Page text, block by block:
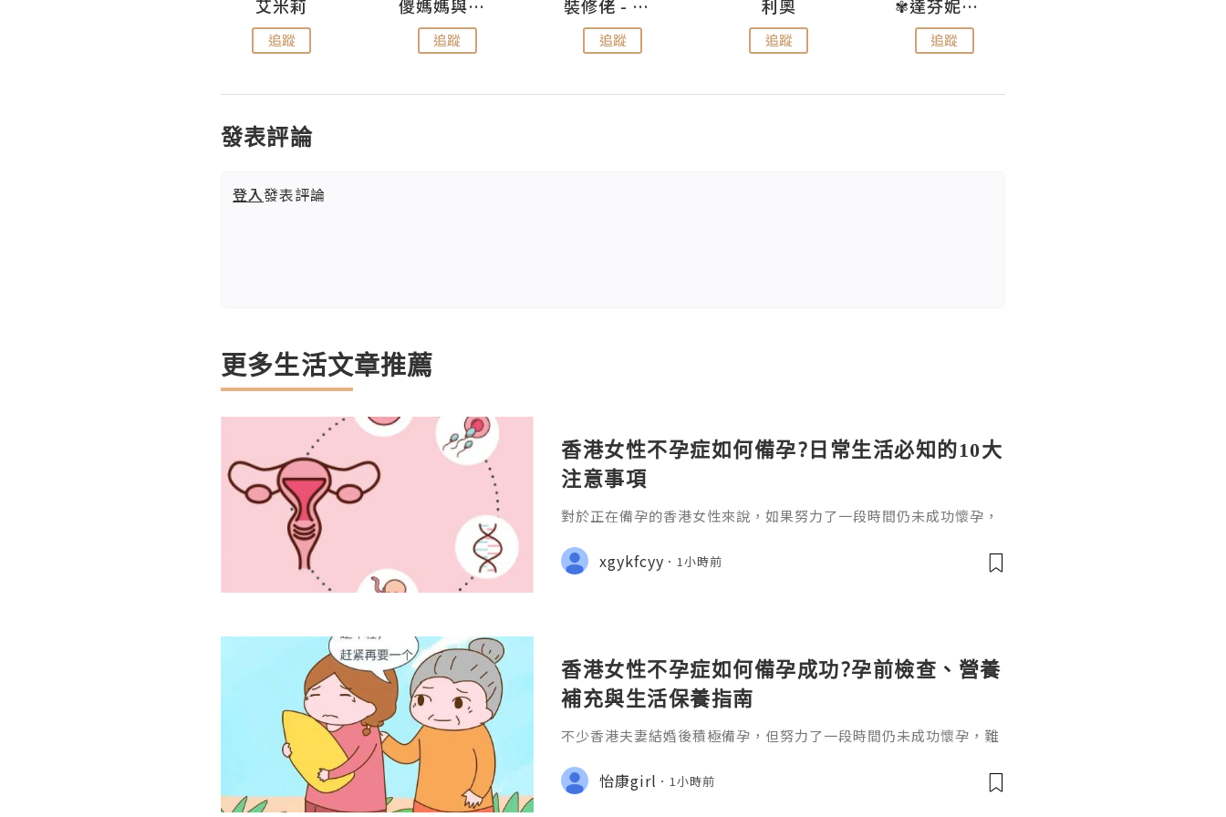
艾米莉
追蹤
儍媽媽與兩隻小魔怪之家
追蹤
裝修佬 - 香港一站式網上裝修平台
追蹤
利奧
追蹤
✾達芬妮•愛孩子•愛生活✾
追蹤
發表評論
登入發表評論
更多生活文章推薦
香港女性不孕症如何備孕?日常生活必知的10大
注意事項
對於正在備孕的香港女性來說，如果努力了一段時間仍未成功懷孕，
自身身體狀況、改善生活習慣，並配合適當的醫療評估，有助提高受
孕成功率。xgykfcyy 1小時前
香港女性不孕症如何備孕成功?孕前檢查、營養
補充與生活保養指南
不少香港夫妻結婚後積極備孕，但努力了一段時間仍未成功懷孕，難
律性生活超過一年仍未懷孕;或35歲以上女性備孕超過6個月仍未成
功，就建議盡快接受不孕症評估。
怡康girl 1小時前